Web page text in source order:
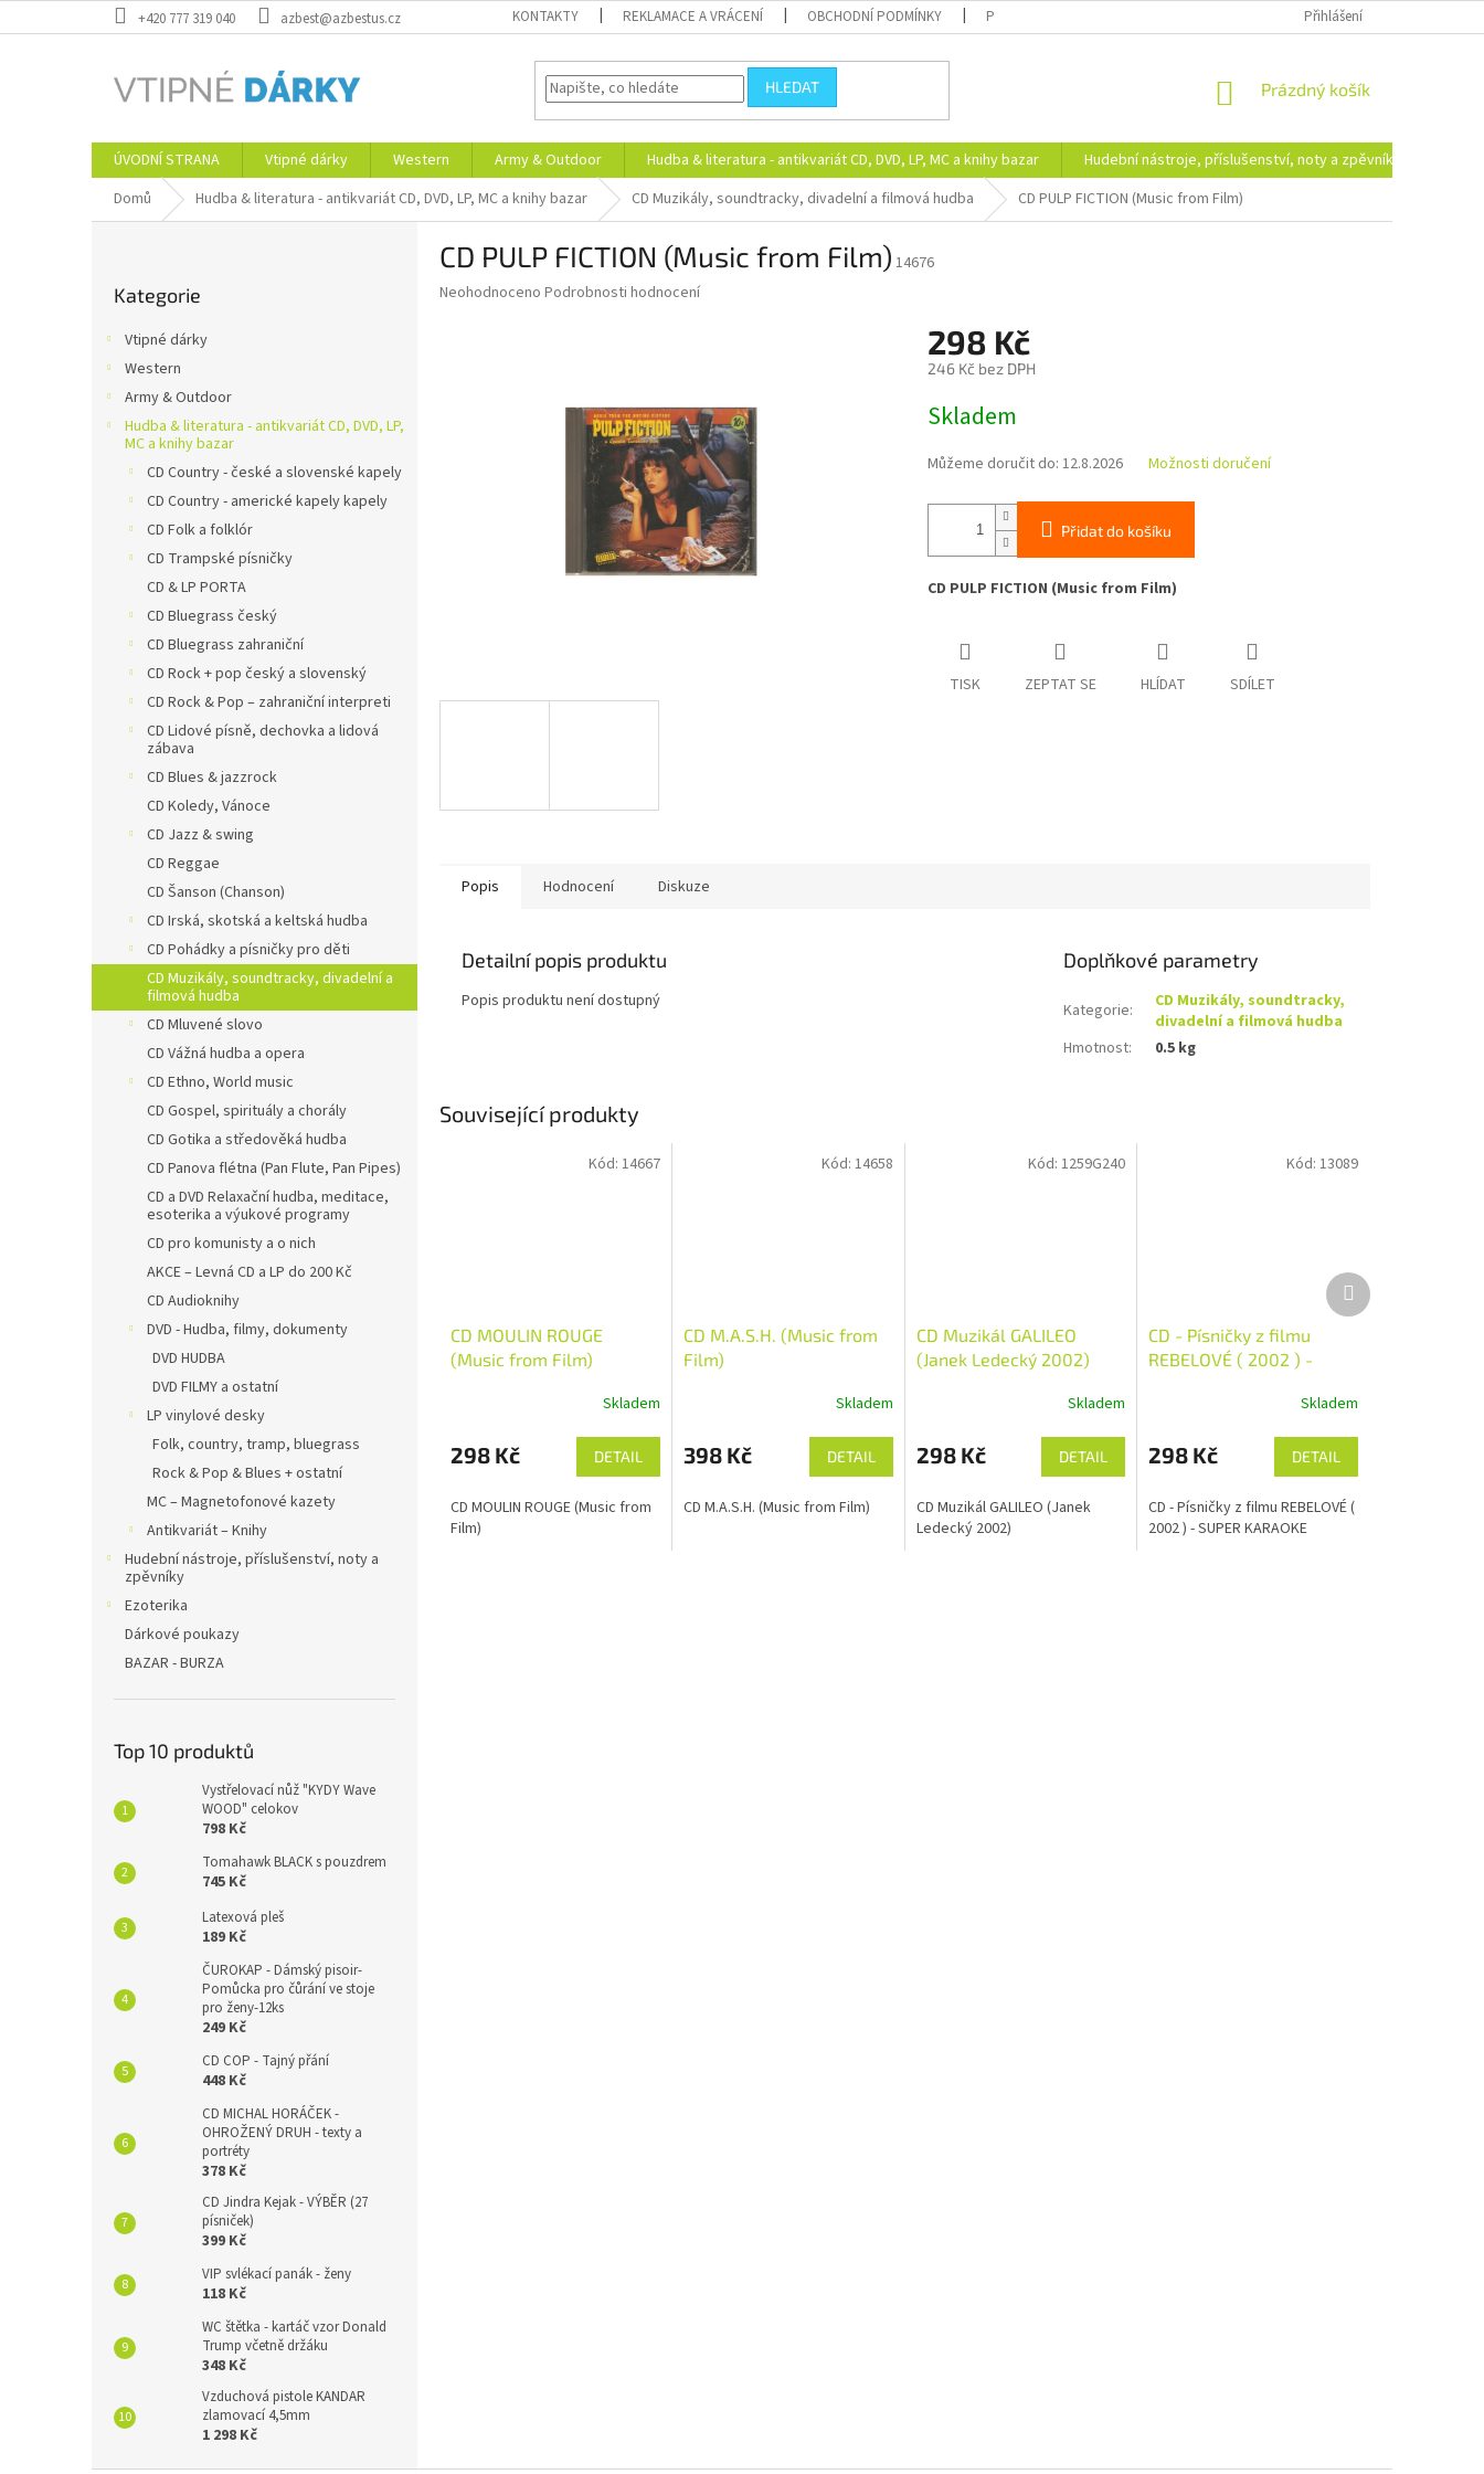
na
+420 777 319 040 azbest@azbestus.cz KONTAKTY REKLAMACE A VRÁCENÍ OBCHODNÍ PODMÍNKY PODMÍNKY OCHRANY OSOBNÍCH ÚDAJŮ DOPRAVA A PLATBA
Přihlášení
HLEDAT
NÁKUPNÍ
Prázdný košík
ÚVODNÍ STRANA Vtipné dárky Western Army & Outdoor Hudba & literatura - antikvariát CD, DVD, LP, MC a knihy bazar Hudební nástroje, příslušenství, noty a zpěvníky
Domů
Hudba & literatura - antikvariát CD, DVD, LP, MC a knihy bazar CD Muzikály, soundtracky, divadelní a filmová hudba CD PULP FICTION (Music from Film)
kategorie
Kategorie
Vtipné dárky
Western
Army & Outdoor
Hudba & literatura - antikvariát CD, DVD, LP,
MC a knihy bazar
CD Country - české a slovenské kapely
CD Country - americké kapely kapely
CD Folk a folklór
CD Trampské písničky
CD & LP PORTA
CD Bluegrass český
CD Bluegrass zahraniční
CD Rock + pop český a slovenský
CD Rock & Pop – zahraniční interpreti
CD Lidové písně, dechovka a lidová
zábava
CD Blues & jazzrock
CD Koledy, Vánoce
CD Jazz & swing
CD Reggae
CD Šanson (Chanson)
CD Irská, skotská a keltská hudba
CD Pohádky a písničky pro děti
CD Muzikály, soundtracky, divadelní a
filmová hudba
CD Mluvené slovo
CD Vážná hudba a opera
CD Ethno, World music
CD Gospel, spirituály a chorály
CD Gotika a středověká hudba
CD Panova flétna (Pan Flute, Pan Pipes)
CD a DVD Relaxační hudba, meditace,
esoterika a výukové programy
CD pro komunisty a o nich
AKCE – Levná CD a LP do 200 Kč
CD Audioknihy
DVD - Hudba, filmy, dokumenty
DVD HUDBA
DVD FILMY a ostatní
LP vinylové desky
Folk, country, tramp, bluegrass
Rock & Pop & Blues + ostatní
MC – Magnetofonové kazety
Antikvariát – Knihy
Hudební nástroje, příslušenství, noty a
zpěvníky
Ezoterika
Dárkové poukazy
BAZAR - BURZA
Top 10 produktů
Vystřelovací nůž "KYDY Wave
WOOD" celokov
798 Kč
Tomahawk BLACK s pouzdrem
745 Kč
Latexová pleš
189 Kč
ČUROKAP - Dámský pisoir-
Pomůcka pro čůrání ve stoje
pro ženy-12ks
249 Kč
CD COP - Tajný přání
448 Kč
CD MICHAL HORÁČEK -
OHROŽENÝ DRUH - texty a
portréty
378 Kč
CD Jindra Kejak - VÝBĚR (27
písniček)
399 Kč
VIP svlékací panák - ženy
118 Kč
WC štětka - kartáč vzor Donald
Trump včetně držáku
348 Kč
Vzduchová pistole KANDAR
zlamovací 4,5mm
1 298 Kč
CD PULP FICTION (Music from Film) 14676
Průměrné
Neohodnoceno Podrobnosti hodnocení
298 Kč
246 Kč bez DPH
cena:
Skladem
Můžeme doručit do: 12.8.2026 Možnosti doručení
Přidat do košíku
CD PULP FICTION (Music from Film)
TISK ZEPTAT SE HLÍDAT SDÍLET
Popis Hodnocení Diskuze
Detailní popis produktu
Popis produktu není dostupný
Doplňkové parametry
Kategorie:
CD Muzikály, soundtracky,
divadelní a filmová hudba
Hmotnost: 0.5 kg
Související produkty
CD MOULIN ROUGE
(Music from Film)
Skladem
298 Kč DETAIL
CD MOULIN ROUGE (Music from
Film)
Kód: 14667
CD M.A.S.H. (Music from
Film)
Skladem
398 Kč DETAIL
CD M.A.S.H. (Music from Film)
Kód: 14658
CD Muzikál GALILEO
(Janek Ledecký 2002)
Skladem
298 Kč DETAIL
CD Muzikál GALILEO (Janek
Ledecký 2002)
Kód:1259G240
CD - Písničky z filmu
REBELOVÉ ( 2002 ) -
Skladem
298 Kč DETAIL
CD - Písničky z filmu REBELOVÉ (
2002 ) - SUPER KARAOKE
Kód: 13089
Další
produkt